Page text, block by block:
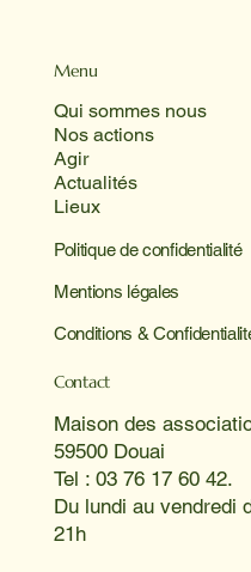
Menu
Qui sommes nous
Nos actions
Agir
Actualités
Lieux
Politique de confidentialité
Mentions légales
Conditions &
Contact
Maison des
59500 Douai
Tel : 03 76 17 60 42.
Du lundi au vendredi
21h